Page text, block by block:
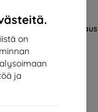
on
ja
Lataus